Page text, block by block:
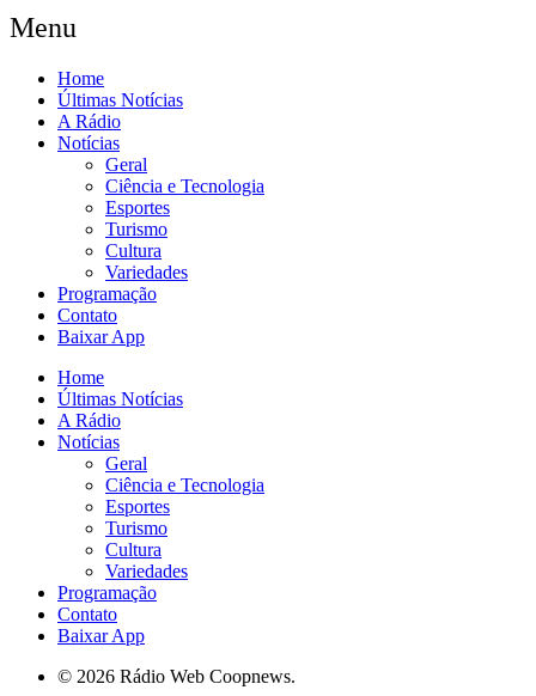
Menu
Home
Últimas Notícias
A Rádio
Notícias
Geral
Ciência e Tecnologia
Esportes
Turismo
Cultura
Variedades
Programação
Contato
Baixar App
Home
Últimas Notícias
A Rádio
Notícias
Geral
Ciência e Tecnologia
Esportes
Turismo
Cultura
Variedades
Programação
Contato
Baixar App
© 2026 Rádio Web Coopnews.